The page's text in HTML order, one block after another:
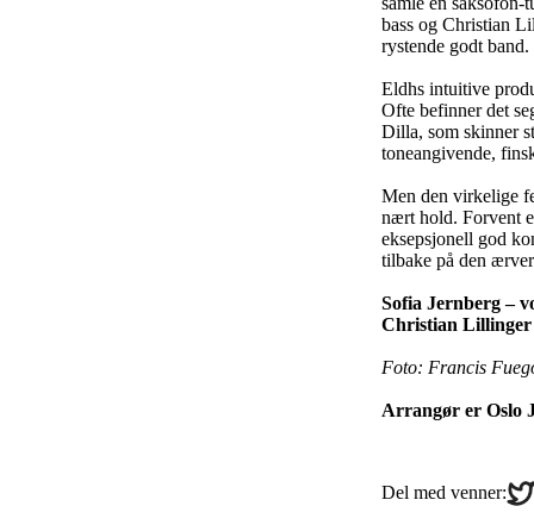
bass og Christian
rystende godt band.
Eldhs intuitive
Ofte befinner det
Dilla, som skinner
toneangivende,
Men den virkelige
nært hold. Forvent
eksepsjonell god
tilbake på den
Sofia Jernberg –
Christian
Foto: Francis
Arrangør er Oslo
Del med venner:
on